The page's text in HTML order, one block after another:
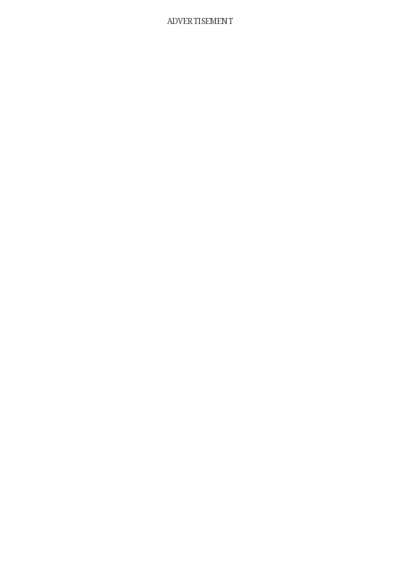
ADVERTISEMENT